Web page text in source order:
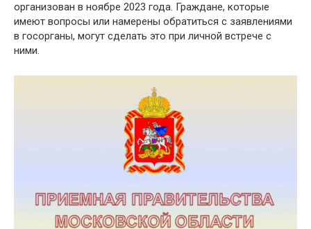
организован в ноябре 2023 года. Граждане, которые
имеют вопросы или намерены обратиться с заявлениями
в госорганы, могут сделать это при личной встрече с
ними.